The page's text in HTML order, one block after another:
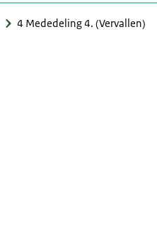
4 Mededeling 4. (Vervallen)